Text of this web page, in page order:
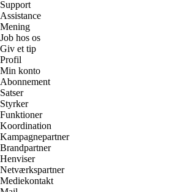
Support
Assistance
Mening
Job hos os
Giv et tip
Profil
Min konto
Abonnement
Satser
Styrker
Funktioner
Koordination
Kampagnepartner
Brandpartner
Henviser
Netværkspartner
Mediekontakt